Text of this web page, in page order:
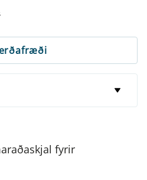
fyrir